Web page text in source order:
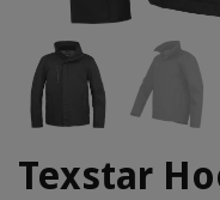
Texstar